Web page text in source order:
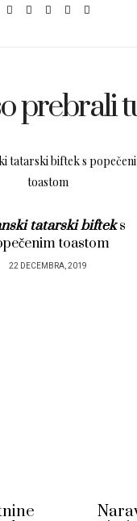
prebrali
čokolado
22 DECEMBRA, 2019